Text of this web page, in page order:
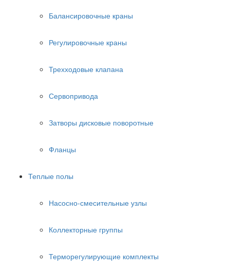
Балансировочные краны
Регулировочные краны
Трехходовые клапана
Сервопривода
Затворы дисковые поворотные
Фланцы
Теплые полы
Насосно-смесительные узлы
Коллекторные группы
Терморегулирующие комплекты